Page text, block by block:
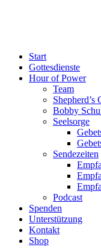
Start
Gottesdienste
Hour of Power
Team
Shepherd’s
Bobby
Seelsorge
Sendezeiten
Podcast
Spenden
Unterstützung
Kontakt
Shop